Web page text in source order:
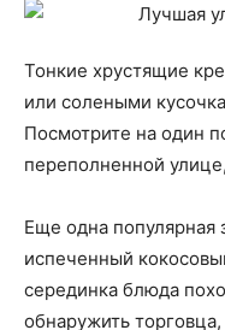
Тонкие хрустящие
или солеными
Посмотрите на один
переполненной
Еще одна популярная
испеченный
серединка блюда
обнаружить